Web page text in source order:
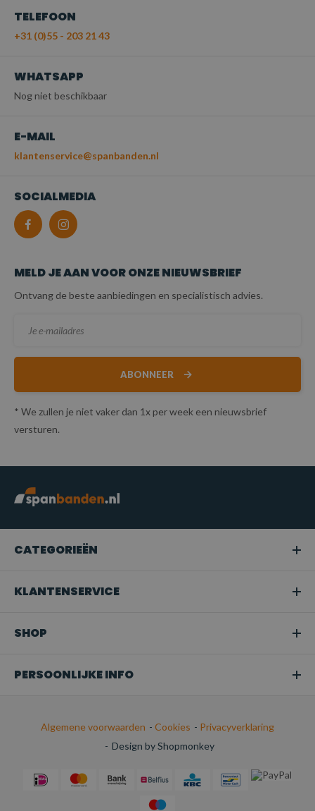
TELEFOON
+31 (0)55 - 203 21 43
WHATSAPP
Nog niet beschikbaar
E-MAIL
klantenservice@spanbanden.nl
SOCIALMEDIA
MELD JE AAN VOOR ONZE NIEUWSBRIEF
Ontvang de beste aanbiedingen en specialistisch advies.
ABONNEER
* We zullen je niet vaker dan 1x per week een nieuwsbrief
versturen.
CATEGORIEËN
KLANTENSERVICE
SHOP
PERSOONLIJKE INFO
Algemene voorwaarden - Cookies - Privacyverklaring
- Design by Shopmonkey